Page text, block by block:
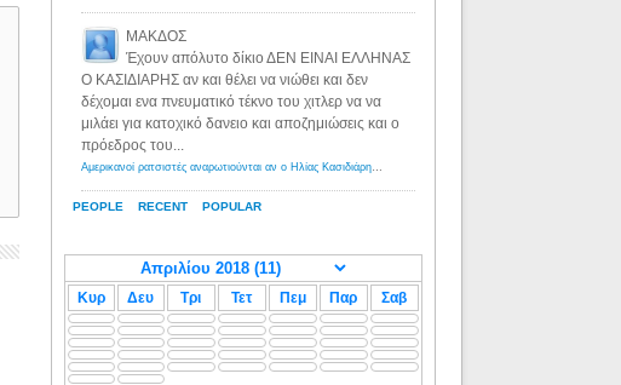
PEOPLE RECENT POPULAR
ΜΑΚΔΟΣ
Έχουν απόλυτο δίκιο ΔΕΝ ΕΙΝΑΙ ΕΛΛΗΝΑΣ
Ο ΚΑΣΙΔΙΑΡΗΣ αν και θέλει να νιώθει και δεν
δέχομαι ενα πνευματικό τέκνο του χιτλερ να να
μιλάει για κατοχικό δανειο και αποζημιώσεις και ο
πρόεδρος του...
Αμερικανοί ρατσιστές αναρωτιούνται αν ο Ηλίας Κασιδιάρης ανήκει στη λευκή φυλή... - Λόγιος Ερμής
Κυρ Δευ Τρι Τετ Πεμ Παρ Σαβ